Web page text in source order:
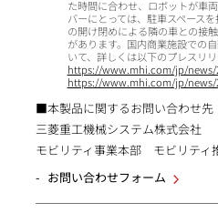
た時間に合わせ、ロボットが車
バーにとっては、駐車スペース
の開け閉めによる隣の車との接
があります。国内商業施設での
いて、詳しくは以下のプレスリリ
https://www.mhi.com/jp/news/
https://www.mhi.com/jp/news/
■本製品に関するお問い合わせ先
三菱重工機械システム株式会社
モビリティ事業本部 モビリティ
お問い合わせフォーム